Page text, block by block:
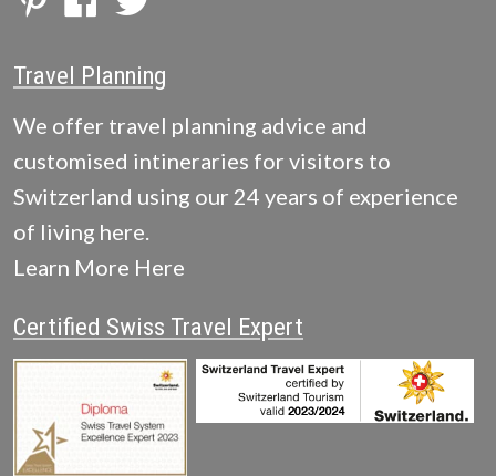
Travel Planning
We offer travel planning advice and
customised intineraries for visitors to
Switzerland using our 24 years of experience
of living here.
Learn More Here
Certified Swiss Travel Expert